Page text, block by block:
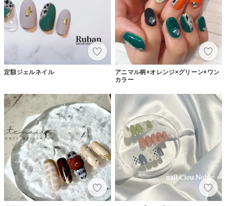
定額ジェルネイル
アニマル柄×オレンジ×グリーン×ワン
カラー